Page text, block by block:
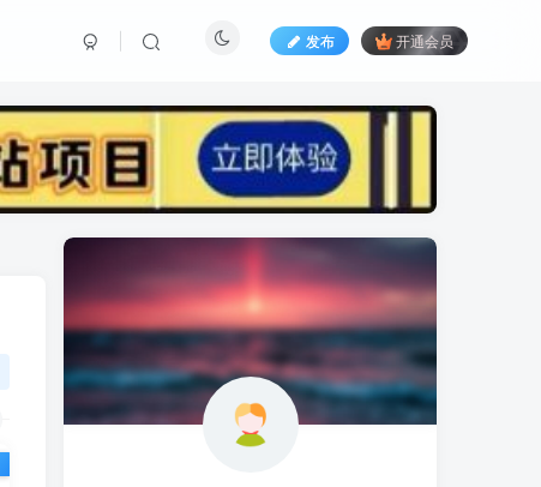
发布 开通会员
标签云
(1)黑科技 黑神话
鱼塘起号(1) 魔兽亚服(0) 魔兽(1)
骚气语音包
餐饮门店(1) 餐饮人(1) 餐饮(3)
(1) 风水教程(0) 风水(1)
风光摄影(1) 音乐号 音乐人项目(0)
音乐U盘(1) 韩国动漫(1)